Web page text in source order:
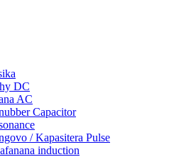
DC
AC
Capacitor
/ Kapasitera Pulse
induction